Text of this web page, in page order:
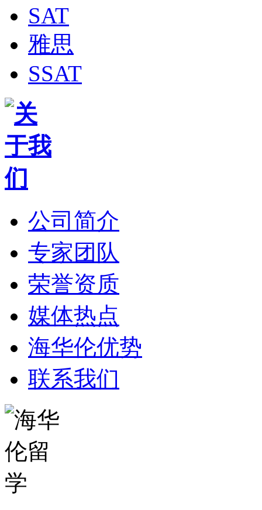
SAT
雅思
SSAT
公司简介
专家团队
荣誉资质
媒体热点
海华伦优势
联系我们